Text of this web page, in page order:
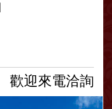
歡迎來電洽詢